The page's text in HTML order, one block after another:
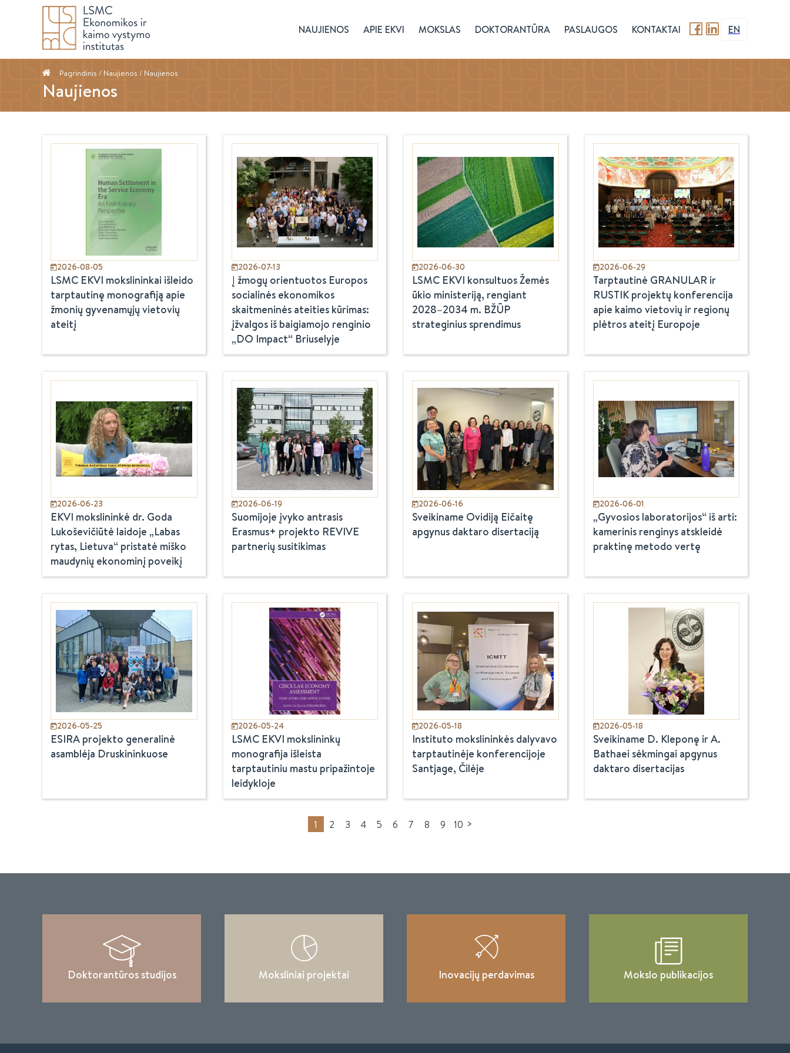
NAUJIENOS APIE EKVI MOKSLAS DOKTORANTŪRA PASLAUGOS KONTAKTAI EN
Pagrindinis / Naujienos / Naujienos
Naujienos
2026-08-05
LSMC EKVI mokslininkai išleido
tarptautinę monografiją apie
žmonių gyvenamųjų vietovių
ateitį
2026-07-13
Į žmogų orientuotos Europos
socialinės ekonomikos
skaitmeninės ateities kūrimas:
įžvalgos iš baigiamojo renginio
„DO Impact“ Briuselyje
2026-06-30
LSMC EKVI konsultuos Žemės
ūkio ministeriją, rengiant
2028–2034 m. BŽŪP
strateginius sprendimus
2026-06-29
Tarptautinė GRANULAR ir
RUSTIK projektų konferencija
apie kaimo vietovių ir regionų
plėtros ateitį Europoje
2026-06-23
EKVI mokslininkė dr. Goda
Lukoševičiūtė laidoje „Labas
rytas, Lietuva“ pristatė miško
maudynių ekonominį poveikį
2026-06-19
Suomijoje įvyko antrasis
Erasmus+ projekto REVIVE
partnerių susitikimas
2026-06-16
Sveikiname Ovidiją Eičaitę
apgynus daktaro disertaciją
2026-06-01
„Gyvosios laboratorijos“ iš arti:
kamerinis renginys atskleidė
praktinę metodo vertę
2026-05-25
ESIRA projekto generalinė
asamblėja Druskininkuose
2026-05-24
LSMC EKVI mokslininkų
monografija išleista
tarptautiniu mastu pripažintoje
leidykloje
2026-05-18
Instituto mokslininkės dalyvavo
tarptautinėje konferencijoje
Santjage, Čilėje
2026-05-18
Sveikiname D. Kleponę ir A.
Bathaei sėkmingai apgynus
daktaro disertacijas
1 2 3 4 5 6 7 8 9 10 >
Doktorantūros studijos Moksliniai projektai Inovacijų perdavimas Mokslo publikacijos